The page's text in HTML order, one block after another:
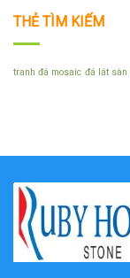
THẺ TÌM KIẾM
tranh đá mosaic đá lát sàn